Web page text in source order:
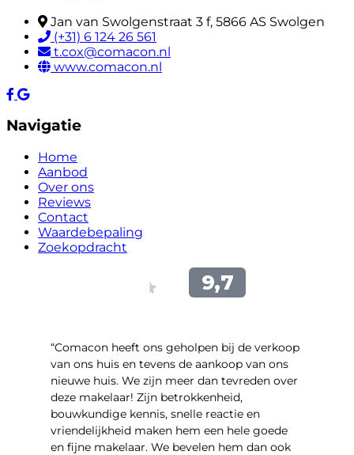
Jan van Swolgenstraat 3 f, 5866 AS Swolgen
(+31) 6 124 26 561
t.cox@comacon.nl
www.comacon.nl
Navigatie
Home
Aanbod
Over ons
Reviews
Contact
Waardebepaling
Zoekopdracht
“Comacon heeft ons geholpen bij de verkoop
van ons huis en tevens de aankoop van ons
nieuwe huis. We zijn meer dan tevreden over
deze makelaar! Zijn betrokkenheid,
bouwkundige kennis, snelle reactie en
vriendelijkheid maken hem een hele goede
en fijne makelaar. We bevelen hem dan ook